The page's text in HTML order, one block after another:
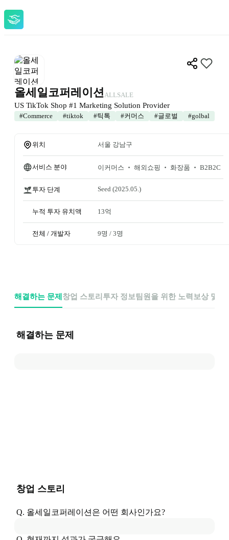
올세일코퍼레이션ALLSALE
US TikTok Shop #1 Marketing Solution Provider
#Commerce #tiktok #틱톡 #커머스 #글로벌 #golbal
위치 서울 강남구
서비스 분야 이커머스 ‧ 해외쇼핑 ‧ 화장품 ‧ B2B2C
투자 단계 Seed (2025.05.)
누적 투자 유치액 13억
전체 / 개발자 9명 / 3명
해결하는 문제 창업 스토리 투자 정보 팀원을 위한 노력 보상 및
해결하는 문제
창업 스토리
Q. 올세일코퍼레이션 은 어떤 회사인가요?